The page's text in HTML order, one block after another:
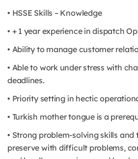
• HSSE Skills – Knowledge
• + 1 year experience in dispatch
• Ability to manage customer
• Able to work under stress with
deadlines.
• Priority setting in hectic
• Turkish mother tongue is a
• Strong problem-solving skills and
preserve with difficult problems,